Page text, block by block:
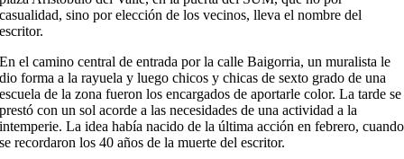
casualidad, sino por elección de los vecinos, lleva el nombre del
escritor.
En el camino central de entrada por la calle Baigorria, un muralista le
dio forma a la rayuela y luego chicos y chicas de sexto grado de una
escuela de la zona fueron los encargados de aportarle color. La tarde se
prestó con un sol acorde a las necesidades de una actividad a la
intemperie. La idea había nacido de la última acción en febrero, cuando
se recordaron los 40 años de la muerte del escritor.